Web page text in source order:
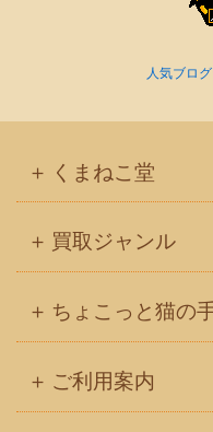
人気ブロ
くまねこ堂
買取ジャンル
ちょこっと猫の
ご利用案内